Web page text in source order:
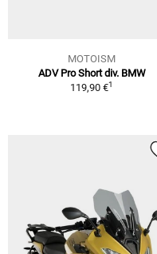
MOTOISM
ADV Pro Short div. BMW
119,90 €1